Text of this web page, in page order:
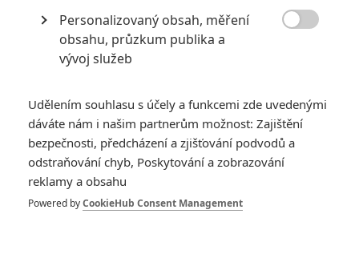
Vstoupit do diskuze
Pacific Rim: Povstání
nastává v prvním
traileru
Personalizovaný obsah, měření
obsahu, průzkum publika a
vývoj služeb
Udělením souhlasu s účely a funkcemi zde uvedenými
dáváte nám i našim partnerům možnost: Zajištění
bezpečnosti, předcházení a zjišťování podvodů a
odstraňování chyb, Poskytování a zobrazování
reklamy a obsahu
Powered byCookieHub Consent Management